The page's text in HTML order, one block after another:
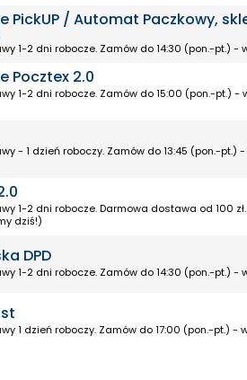
PickUP / Automat Paczkowy,
1-2 dni robocze. Zamów do 14:30 (pon.-pt.) -
Pocztex 2.0
1-2 dni robocze. Zamów do 15:00 (pon.-pt.) -
- 1 dzień roboczy. Zamów do 13:45 (pon.-pt.)
1-2 dni robocze. Darmowa dostawa od 100
dziś!)
DPD
1-2 dni robocze. Zamów do 14:30 (pon.-pt.) -
1 dzień roboczy. Zamów do 17:00 (pon.-pt.) -